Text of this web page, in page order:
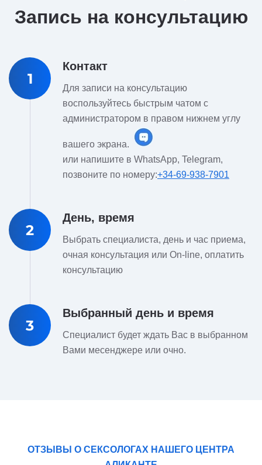
Запись на консультацию
1
Контакт
Для записи на консультацию
воспользуйтесь быстрым чатом с
администратором в правом нижнем углу
вашего экрана.
или напишите в WhatsApp, Telegram,
позвоните по номеру:+34-69-938-7901
2
День, время
Выбрать специалиста, день и час приема,
очная консультация или On-line, оплатить
консультацию
3
Выбранный день и время
Специалист будет ждать Вас в выбранном
Вами месенджере или очно.
ОТЗЫВЫ О СЕКСОЛОГАХ НАШЕГО ЦЕНТРА